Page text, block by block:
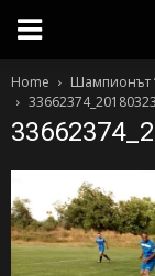
Home
Шампионът